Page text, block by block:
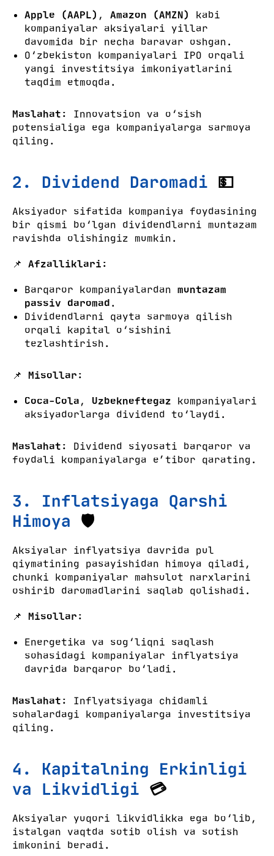
Apple (AAPL) , Amazon (AMZN)
kabi
kompaniyalar aksiyalari yillar
davomida bir necha baravar oshgan.
O‘zbekiston kompaniyalari IPO orqali
yangi investitsiya imkoniyatlarini
taqdim etmoqda.
Maslahat:
Innovatsion va o‘sish
potensialiga ega kompaniyalarga sarmoya
qiling.
2. Dividend Daromadi 💵
Aksiyador sifatida kompaniya foydasining
bir qismi bo‘lgan dividendlarni muntazam
ravishda olishingiz mumkin.
📌 Afzalliklari:
Barqaror kompaniyalardan muntazam
passiv daromad .
Dividendlarni qayta sarmoya qilish
orqali kapital o‘sishini
tezlashtirish.
📌 Misollar:
Coca-Cola , Uzbekneftegaz kompaniyalari
aksiyadorlarga dividend to‘laydi.
Maslahat:
Dividend siyosati barqaror va
foydali kompaniyalarga e’tibor qarating.
3. Inflatsiyaga Qarshi
Himoya 🛡️
Aksiyalar inflyatsiya davrida pul
qiymatining pasayishidan himoya qiladi,
chunki kompaniyalar mahsulot narxlarini
oshirib daromadlarini saqlab qolishadi.
📌 Misollar:
Energetika va sog‘liqni saqlash
sohasidagi kompaniyalar inflyatsiya
davrida barqaror bo‘ladi.
Maslahat:
Inflyatsiyaga chidamli
sohalardagi kompaniyalarga investitsiya
qiling.
4. Kapitalning Erkinligi
va Likvidligi 💳
Aksiyalar yuqori likvidlikka ega bo‘lib,
istalgan vaqtda sotib olish va sotish
imkonini beradi.